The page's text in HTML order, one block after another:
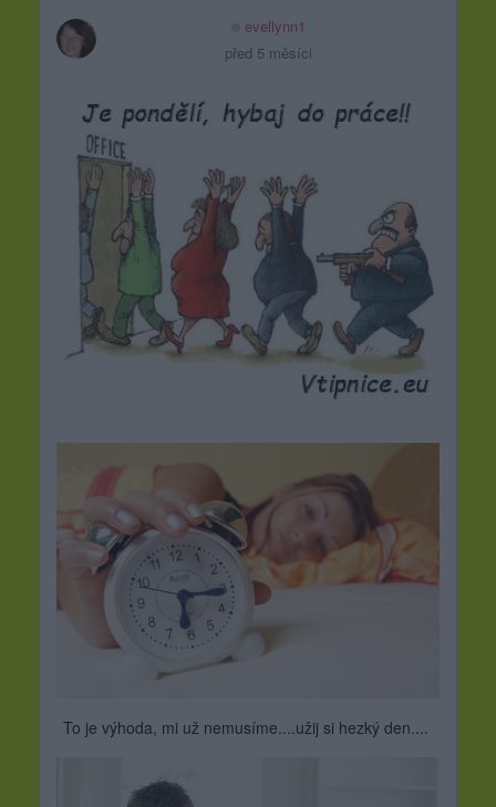
evellynn1
před 5 měsíci
To je výhoda, mi už nemusíme....užij si hezký den....